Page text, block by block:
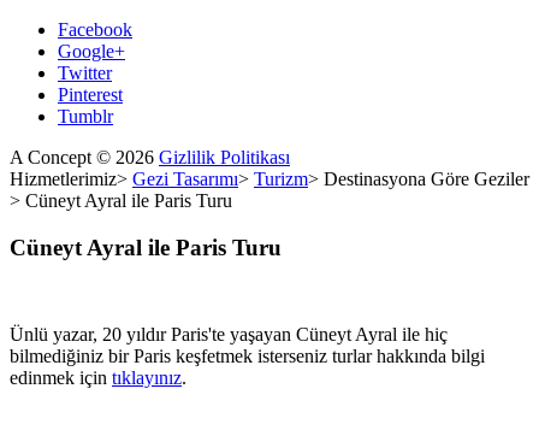
Facebook
Google+
Twitter
Pinterest
Tumblr
A Concept © 2026 Gizlilik Politikası
Hizmetlerimiz> Gezi Tasarımı> Turizm> Destinasyona Göre Geziler
> Cüneyt Ayral ile Paris Turu
Cüneyt Ayral ile Paris Turu
Ünlü yazar, 20 yıldır Paris'te yaşayan Cüneyt Ayral ile hiç
bilmediğiniz bir Paris keşfetmek isterseniz turlar hakkında bilgi
edinmek için tıklayınız.